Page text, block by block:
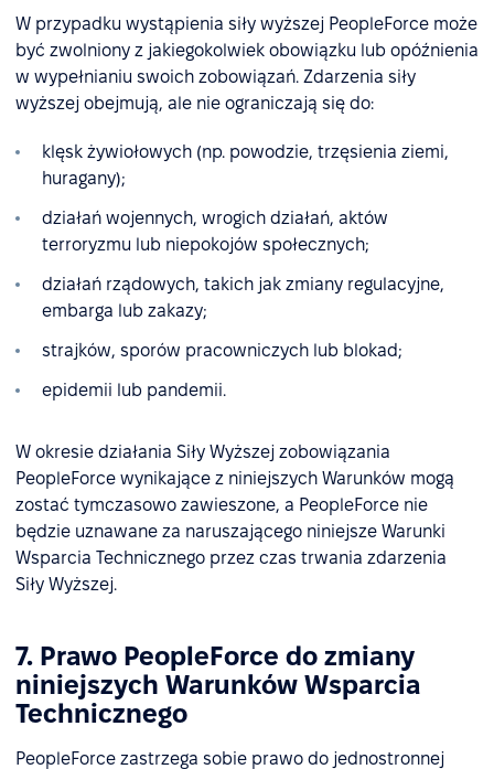
W przypadku wystąpienia siły wyższej PeopleForce może
być zwolniony z jakiegokolwiek obowiązku lub opóźnienia
w wypełnianiu swoich zobowiązań. Zdarzenia siły
wyższej obejmują, ale nie ograniczają się do:
klęsk żywiołowych (np. powodzie, trzęsienia ziemi,
huragany);
działań wojennych, wrogich działań, aktów
terroryzmu lub niepokojów społecznych;
działań rządowych, takich jak zmiany regulacyjne,
embarga lub zakazy;
strajków, sporów pracowniczych lub blokad;
epidemii lub pandemii.
W okresie działania Siły Wyższej zobowiązania
PeopleForce wynikające z niniejszych Warunków mogą
zostać tymczasowo zawieszone, a PeopleForce nie
będzie uznawane za naruszającego niniejsze Warunki
Wsparcia Technicznego przez czas trwania zdarzenia
Siły Wyższej.
7. Prawo PeopleForce do zmiany
niniejszych Warunków Wsparcia
Technicznego
PeopleForce zastrzega sobie prawo do jednostronnej